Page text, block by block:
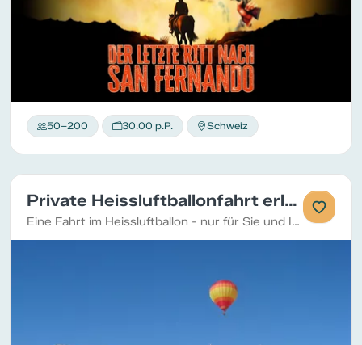
50–200 30.00 p.P. Schweiz
Private Heissluftballonfahrt erleben
Eine Fahrt im Heissluftballon - nur für Sie und Ihre Gäste